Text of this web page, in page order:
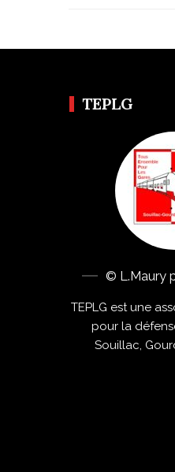
TEPLG
© L.Maury
TEPLG est une
pour la
Souillac,